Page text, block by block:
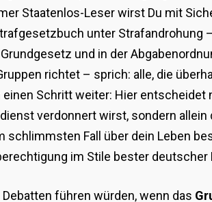
Staatenlos-Leser wirst Du mit
unter
und in der
richtet – sprich: alle, die
Schritt weiter: Hier entscheidet
verdonnert wirst, sondern
schlimmsten Fall über dein Leben
im Stile bester deutscher
führen würden, wenn das